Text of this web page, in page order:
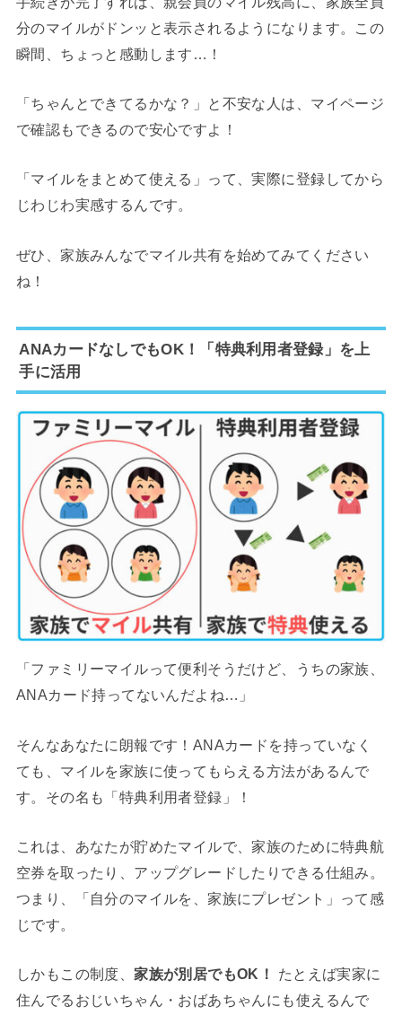
分のマイルがドンッと表示されるようになります。この
瞬間、ちょっと感動します…！
「ちゃんとできてるかな？」と不安な人は、マイページ
で確認もできるので安心ですよ！
「マイルをまとめて使える」って、実際に登録してから
じわじわ実感するんです。
ぜひ、家族みんなでマイル共有を始めてみてください
ね！
ANAカードなしでもOK！「特典利用者登録」を上
手に活用
「ファミリーマイルって便利そうだけど、うちの家族、
ANAカード持ってないんだよね…」
そんなあなたに朗報です！ANAカードを持っていなく
ても、マイルを家族に使ってもらえる方法があるんで
す。その名も「特典利用者登録」！
これは、あなたが貯めたマイルで、家族のために特典航
空券を取ったり、アップグレードしたりできる仕組み。
つまり、「自分のマイルを、家族にプレゼント」って感
じです。
しかもこの制度、家族が別居でもOK！
たとえば実家に
住んでるおじいちゃん・おばあちゃんにも使えるんで